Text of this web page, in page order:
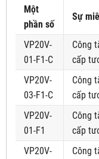
Một
phần số
Sự
VP20V-
01-F1-C
Công
cấp
VP20V-
03-F1-C
Công
cấp
VP20V-
01-F1
Công
cấp
VP20V-
Công